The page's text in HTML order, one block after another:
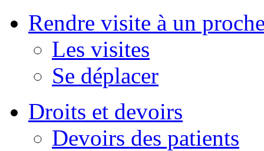
Rendre visite à un
Les visites
Se déplacer
Droits et devoirs
Devoirs des patients